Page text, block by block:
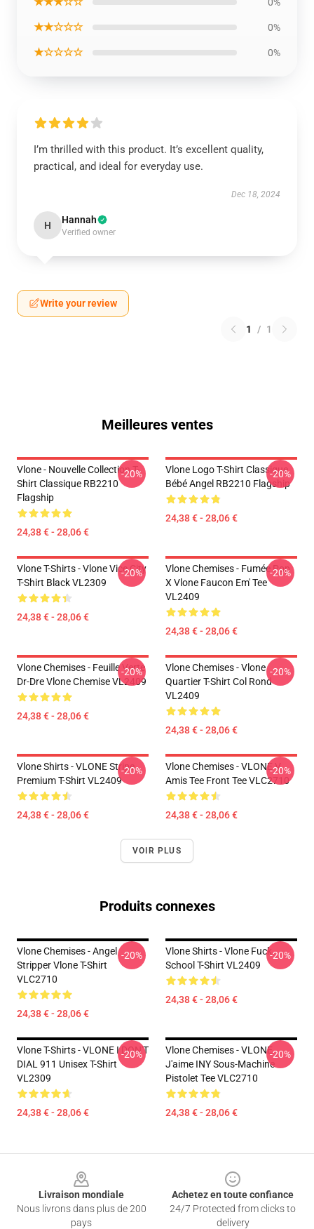
★★☆☆☆ 0%
★☆☆☆☆ 0%
I’m thrilled with this product. It’s excellent quality,
practical, and ideal for everyday use.
Dec 18, 2024
H Hannah
Verified owner
Write your review
1 / 1
Meilleures ventes
Vlone - Nouvelle Collection T-
Shirt Classique RB2210
Flagship
24,38 € - 28,06 €
-20%
Vlone Logo T-Shirt Classique
Bébé Angel RB2210 Flagship
24,38 € - 28,06 €
-20%
Vlone T-Shirts - Vlone Vice City
T-Shirt Black VL2309
24,38 € - 28,06 €
-20%
Vlone Chemises - Fumée Pop
X Vlone Faucon Em' Tee
VL2409
24,38 € - 28,06 €
-20%
Vlone Chemises - Feuille Verte
Dr-Dre Vlone Chemise VL2409
24,38 € - 28,06 €
-20%
Vlone Chemises - Vlone
Quartier T-Shirt Col Rond
VL2409
24,38 € - 28,06 €
-20%
Vlone Shirts - VLONE Stripe
Premium T-Shirt VL2409
24,38 € - 28,06 €
-20%
Vlone Chemises - VLONE V
Amis Tee Front Tee VLC2710
24,38 € - 28,06 €
-20%
VOIR PLUS
Produits connexes
Vlone Chemises - Angel
Stripper Vlone T-Shirt
VLC2710
24,38 € - 28,06 €
-20%
Vlone Shirts - Vlone Fuck
School T-Shirt VL2409
24,38 € - 28,06 €
-20%
Vlone T-Shirts - VLONE I DON'T
DIAL 911 Unisex T-Shirt
VL2309
24,38 € - 28,06 €
-20%
Vlone Chemises - VLONE
J'aime INY Sous-Machine
Pistolet Tee VLC2710
24,38 € - 28,06 €
-20%
Livraison mondiale
Nous livrons dans plus de 200
pays
Achetez en toute confiance
24/7 Protected from clicks to
delivery